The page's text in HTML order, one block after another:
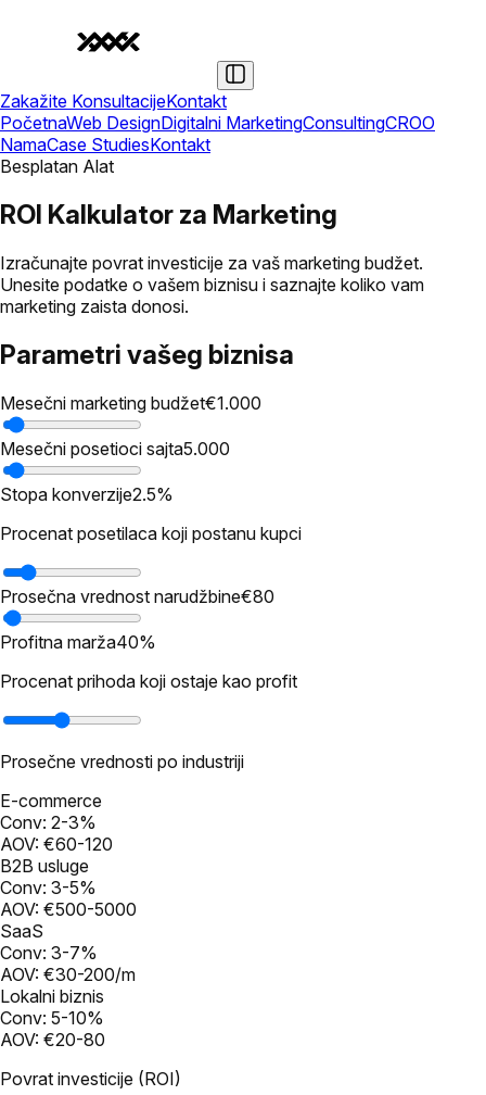
Zakažite KonsultacijeKontakt
PočetnaWeb DesignDigitalni MarketingConsultingCROO
NamaCase StudiesKontakt
Besplatan Alat
ROI Kalkulator za Marketing
Izračunajte povrat investicije za vaš marketing budžet.
Unesite podatke o vašem biznisu i saznajte koliko vam
marketing zaista donosi.
Parametri vašeg biznisa
Mesečni marketing budžet€1.000
Mesečni posetioci sajta5.000
Stopa konverzije2.5%
Procenat posetilaca koji postanu kupci
Prosečna vrednost narudžbine€80
Profitna marža40%
Procenat prihoda koji ostaje kao profit
Prosečne vrednosti po industriji
E-commerce
Conv: 2-3%
AOV: €60-120
B2B usluge
Conv: 3-5%
AOV: €500-5000
SaaS
Conv: 3-7%
AOV: €30-200/m
Lokalni biznis
Conv: 5-10%
AOV: €20-80
Povrat investicije (ROI)